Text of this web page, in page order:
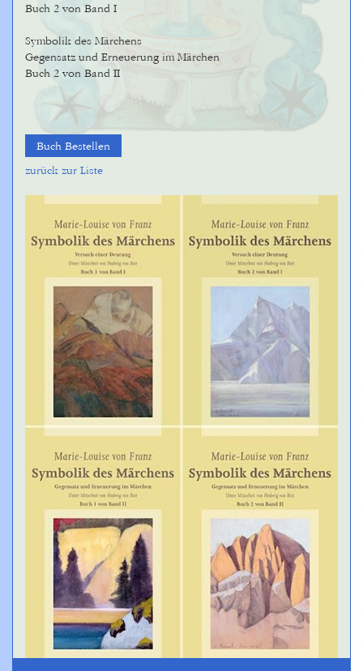
Buch 2 von Band I
Symbolik des Märchens
Gegensatz und Erneuerung im Märchen
Buch 2 von Band II
Buch Bestellen
zurück zur Liste